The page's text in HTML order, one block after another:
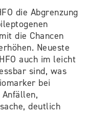
die Abgrenzung
die Chancen
Neueste
auch im leicht
sind, was
bei
deutlich